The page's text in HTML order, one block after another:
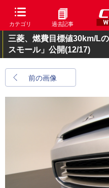
カテゴリ 過去記事
三菱、燃費目標値30km/L
スモール」公開(12/17)
前の画像